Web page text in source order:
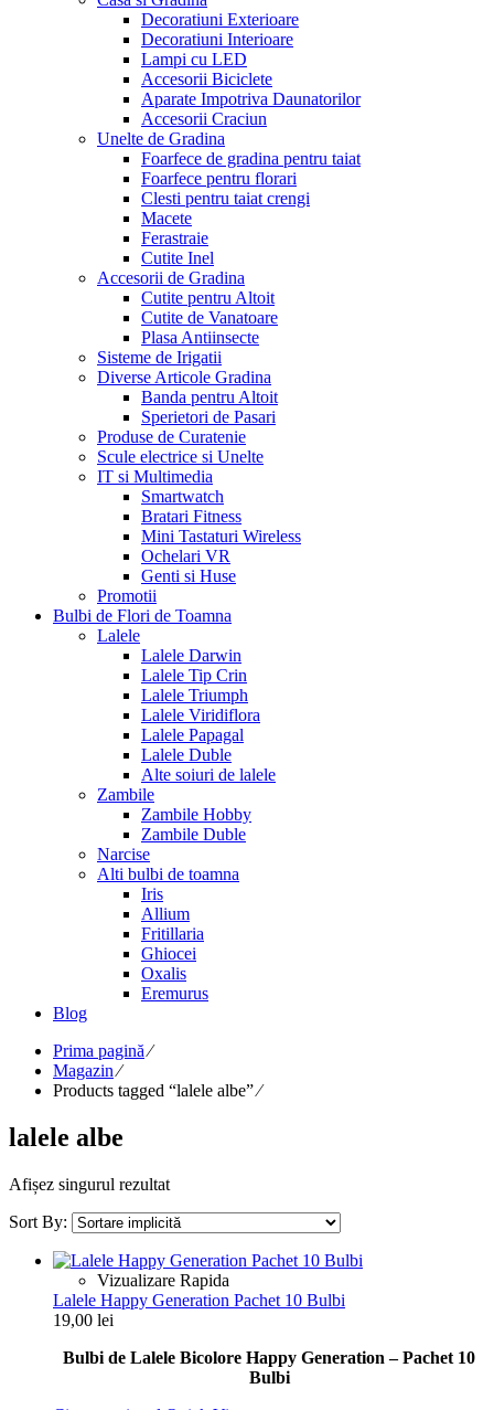
Decoratiuni Exterioare
Decoratiuni Interioare
Lampi cu LED
Accesorii Biciclete
Aparate Impotriva Daunatorilor
Accesorii Craciun
Unelte de Gradina
Foarfece de gradina pentru taiat
Foarfece pentru florari
Clesti pentru taiat crengi
Macete
Ferastraie
Cutite Inel
Accesorii de Gradina
Cutite pentru Altoit
Cutite de Vanatoare
Plasa Antiinsecte
Sisteme de Irigatii
Diverse Articole Gradina
Banda pentru Altoit
Sperietori de Pasari
Produse de Curatenie
Scule electrice si Unelte
IT si Multimedia
Smartwatch
Bratari Fitness
Mini Tastaturi Wireless
Ochelari VR
Genti si Huse
Promotii
Bulbi de Flori de Toamna
Lalele
Lalele Darwin
Lalele Tip Crin
Lalele Triumph
Lalele Viridiflora
Lalele Papagal
Lalele Duble
Alte soiuri de lalele
Zambile
Zambile Hobby
Zambile Duble
Narcise
Alti bulbi de toamna
Iris
Allium
Fritillaria
Ghiocei
Oxalis
Eremurus
Blog
Prima pagină⁄
Magazin ⁄
Products tagged “lalele albe”⁄
lalele albe
Afișez singurul rezultat
Sort By:
Vizualizare Rapida
Lalele Happy Generation Pachet 10 Bulbi
19,00 lei
Bulbi de Lalele Bicolore Happy Generation – Pachet 10
Bulbi